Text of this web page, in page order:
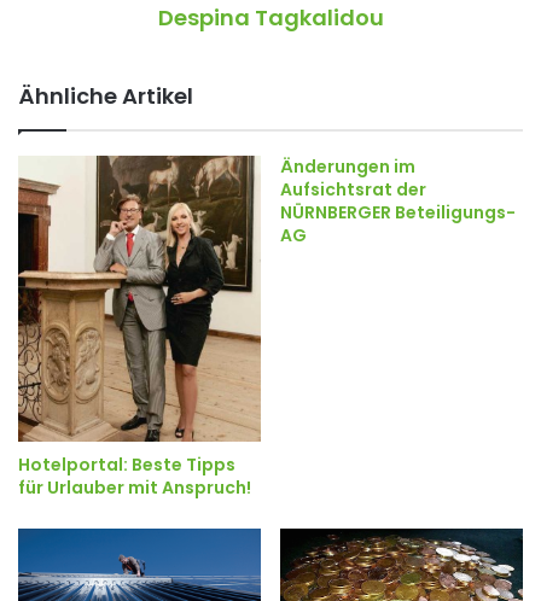
Despina Tagkalidou
Ähnliche Artikel
Hotelportal: Beste Tipps
für Urlauber mit Anspruch!
Änderungen im
Aufsichtsrat der
NÜRNBERGER Beteiligungs-
AG